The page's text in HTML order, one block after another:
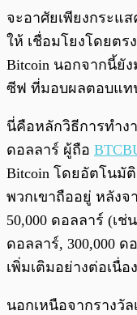
จะอาศัยเพียงกระแ
ให้ เชื่อมโยงโดยต
Bitcoin นอกจากนี้ยั
ซีฟ ที่มอบผลตอบแท
นี่คือหลักวิธีการทำง
ดอลลาร์ ผู้ถือ
Bitcoin โดยอัตโนมั
พวกเขาถืออยู่ หลัง
50,000 ดอลลาร์ (เช่
ดอลลาร์, 300,000
เพิ่มเติมอย่างต่อเนื่อง
นอกเหนือจากรางวั